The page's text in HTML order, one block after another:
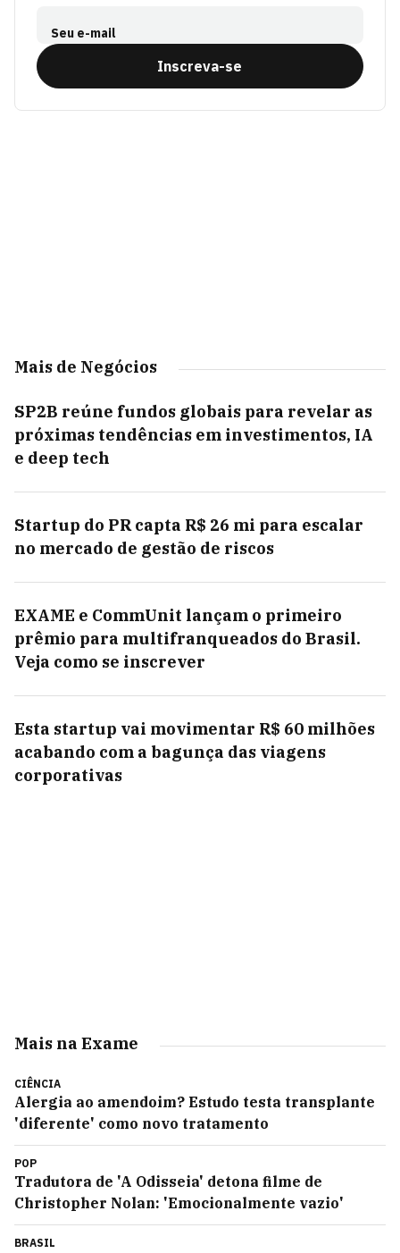
Seu e-mail
Inscreva-se
Mais de Negócios
SP2B reúne fundos globais para revelar as
próximas tendências em investimentos, IA
e deep tech
Startup do PR capta R$ 26 mi para escalar
no mercado de gestão de riscos
EXAME e CommUnit lançam o primeiro
prêmio para multifranqueados do Brasil.
Veja como se inscrever
Esta startup vai movimentar R$ 60 milhões
acabando com a bagunça das viagens
corporativas
Mais na Exame
CIÊNCIA
Alergia ao amendoim? Estudo testa transplante
'diferente' como novo tratamento
POP
Tradutora de 'A Odisseia' detona filme de
Christopher Nolan: 'Emocionalmente vazio'
BRASIL